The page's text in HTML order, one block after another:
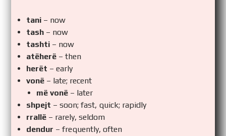
tani – now
tash – now
tashti – now
atëherë – then
herët – early
vonë – late; recent
më vonë – later
shpejt – soon; fast, quick; rapidly
rrallë – rarely, seldom
dendur – frequently, often